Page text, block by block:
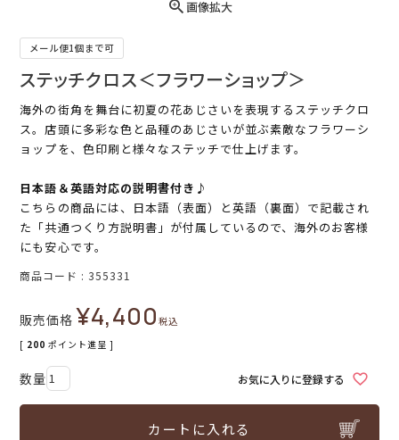
画像拡大
メール便1個まで可
ステッチクロス＜フラワーショップ＞
海外の街角を舞台に初夏の花あじさいを表現するステッチクロ
ス。店頭に多彩な色と品種のあじさいが並ぶ素敵なフラワーシ
ョップを、色印刷と様々なステッチで仕上げます。
日本語＆英語対応の説明書付き♪
こちらの商品には、日本語（表面）と英語（裏面）で記載され
た「共通つくり方説明書」が付属しているので、海外のお客様
にも安心です。
商品コード 355331
販売価格 ¥4,400税込
[ 200 ポイント進呈 ]
お気に入りに登録する
カートに入れる